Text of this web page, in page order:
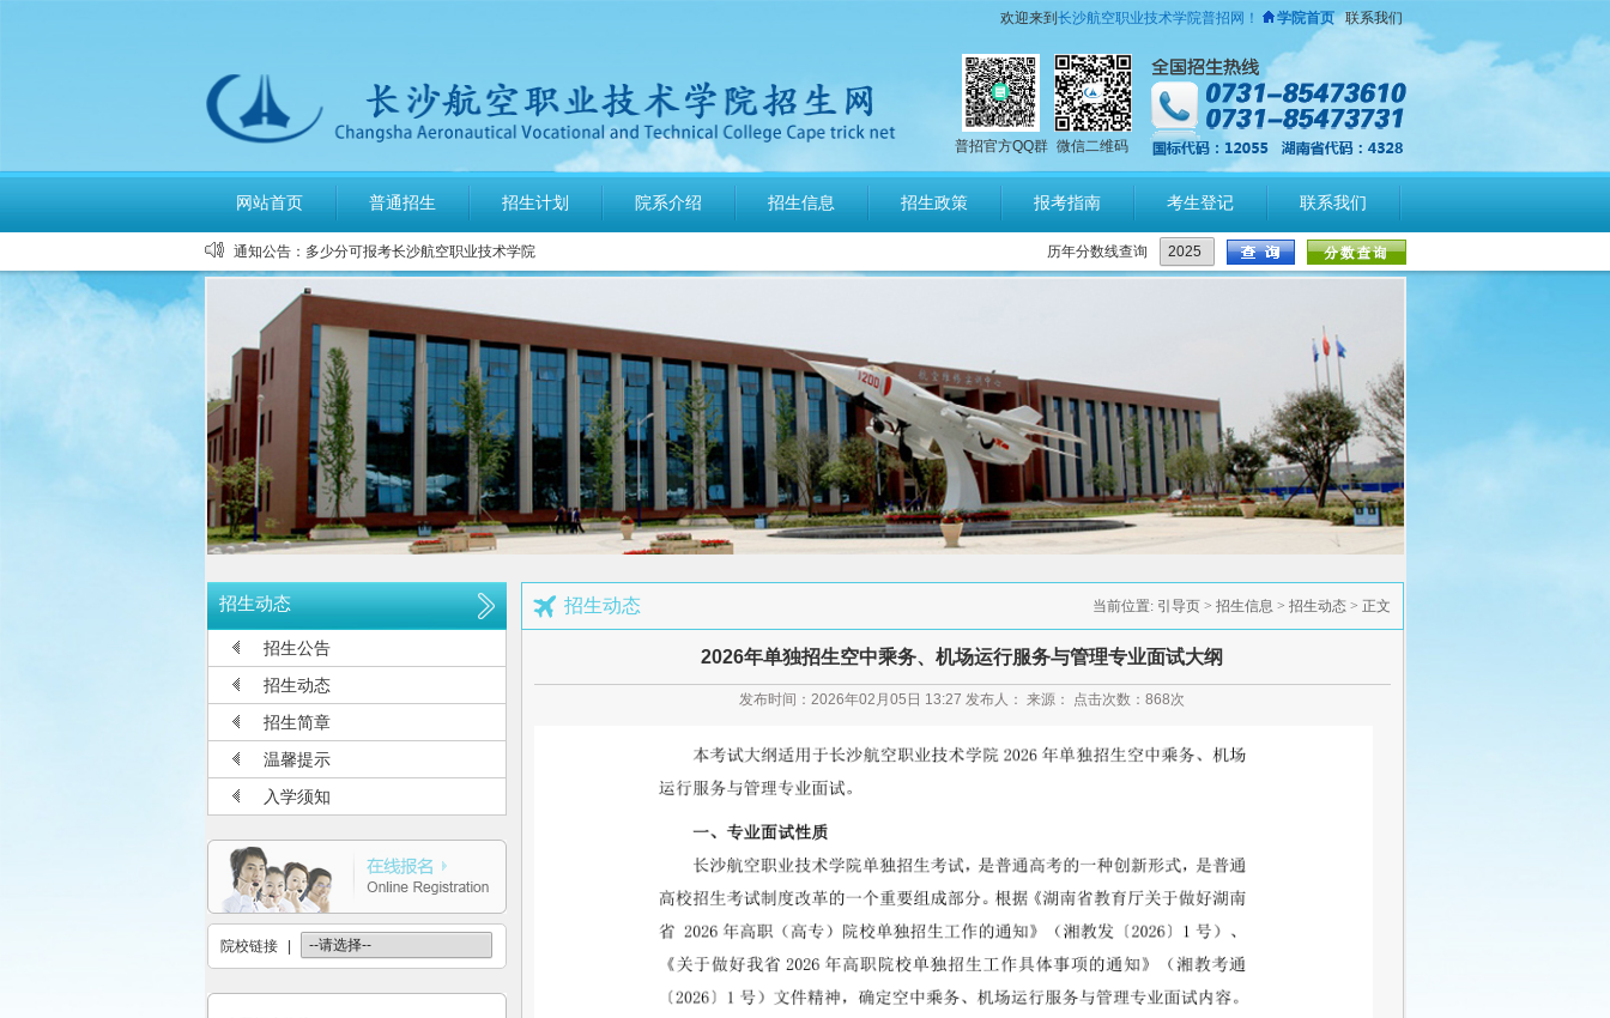
学院首页 联系我们
欢迎来到 长沙航空职业技术学院普招网！
普招官方QQ群 微信二维码
网站首页 普通招生 招生计划 院系介绍 招生信息 招生政策 报考指南 考生登记 联系我们
通知公告：
公布2026年高考招生录取使用电话号码
长沙航空职业技术学院空中乘务、机场运行服务与管理报考须知
多少分可报考长沙航空职业技术学院
长沙航空职业技术学院2026年定向培养军士报考须知
长沙航空职业技术学院2026年报考指南
长沙航空职业技术学院2026年招生计划发布
长沙航空职业技术学院2026年招生章程
2026年单招录取分数线及录取名单公示
2026年单独招生一志愿考试成绩查询
关于参加2026年单独招生考试的温馨提示
公布2026年高考招生录取使用电话号码
长沙航空职业技术学院空中乘务、机场运行服务与管理报考须知
多少分可报考长沙航空职业技术学院
长沙航空职业技术学院2026年定向培养军士报考须知
长沙航空职业技术学院2026年报考指南
长沙航空职业技术学院2026年招生计划发布
长沙航空职业技术学院2026年招生章程
2026年单招录取分数线及录取名单公示
关于参加2026年单独招生考试的温馨提示
历年分数线查询
招生动态
招生公告
招生动态
招生简章
温馨提示
入学须知
院校链接
招生动态 当前位置: 引导页> 招生信息 > 招生动态> 正文
2026年单独招生空中乘务、机场运行服务与管理专业面试大纲
发布时间：2026年02月05日 13:27 发布人： 来源： 点击次数： 868次